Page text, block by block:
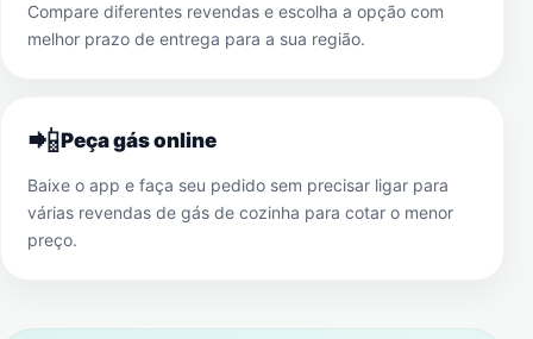
Compare diferentes revendas e escolha a opção com
melhor prazo de entrega para a sua região.
📲Peça gás online
Baixe o app e faça seu pedido sem precisar ligar para
várias revendas de gás de cozinha para cotar o menor
preço.